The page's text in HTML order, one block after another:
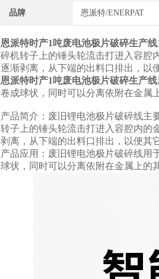
品牌 恩派特/ENERPAT
恩派特时产1吨废电池极片破碎生产线
碎机转子上的锤头轮流击打进入容腔
逐渐剥离，从下端的出料口排出，以
恩派特时产1吨废电池极片破碎生产线
卷成球状，同时可以分离依附在金属
产品简介：废旧锂电池极片破碎线主
转子上的锤头轮流击打进入容腔内的
剥离，从下端的出料口排出，以便其
产品应用：废旧锂电池极片破碎线用
球状，同时可以分离依附在金属上的